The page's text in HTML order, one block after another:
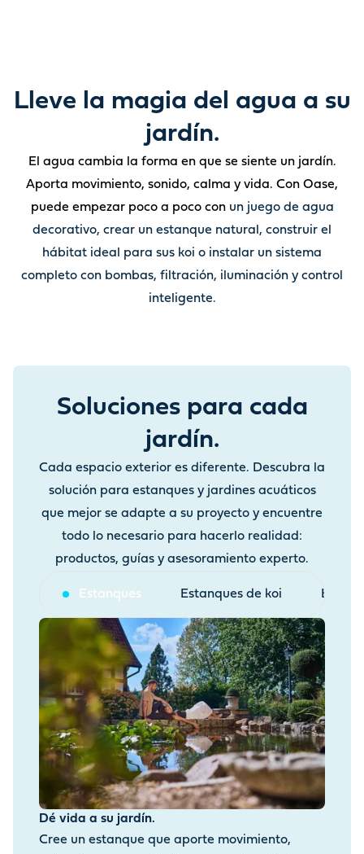
Lleve la magia del agua a su
jardín.
El agua cambia la forma en que se siente un jardín.
Aporta movimiento, sonido, calma y vida. Con Oase,
puede empezar poco a poco con un juego de agua
decorativo, crear un estanque natural, construir el
hábitat ideal para sus koi o instalar un sistema
completo con bombas, filtración, iluminación y control
inteligente.
Soluciones para cada
jardín.
Cada espacio exterior es diferente. Descubra la
solución para estanques y jardines acuáticos
que mejor se adapte a su proyecto y encuentre
todo lo necesario para hacerlo realidad:
productos, guías y asesoramiento experto.
Estanques Estanques de koi
Dé vida a su jardín.
Cree un estanque que aporte movimiento,